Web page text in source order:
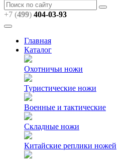
+7 (499) 404-03-93
Главная
Каталог
Охотничьи ножи
Туристические ножи
Военные и тактические
Складные ножи
Китайские реплики ножей